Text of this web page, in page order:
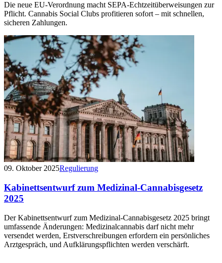
Die neue EU-Verordnung macht SEPA-Echtzeitüberweisungen zur
Pflicht. Cannabis Social Clubs profitieren sofort – mit schnellen,
sicheren Zahlungen.
09. Oktober 2025Regulierung
Kabinettsentwurf zum Medizinal-Cannabisgesetz
2025
Der Kabinettsentwurf zum Medizinal-Cannabisgesetz 2025 bringt
umfassende Änderungen: Medizinalcannabis darf nicht mehr
versendet werden, Erstverschreibungen erfordern ein persönliches
Arztgespräch, und Aufklärungspflichten werden verschärft.